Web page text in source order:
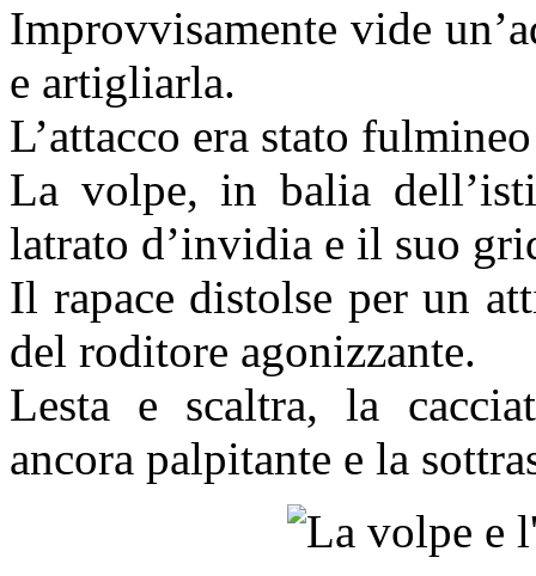
Improvvisamente vide
e artigliarla.
L’attacco era stato
La volpe, in balia
latrato d’invidia e il suo
Il rapace distolse per un
del roditore agonizzante.
Lesta e scaltra, la
ancora palpitante e la